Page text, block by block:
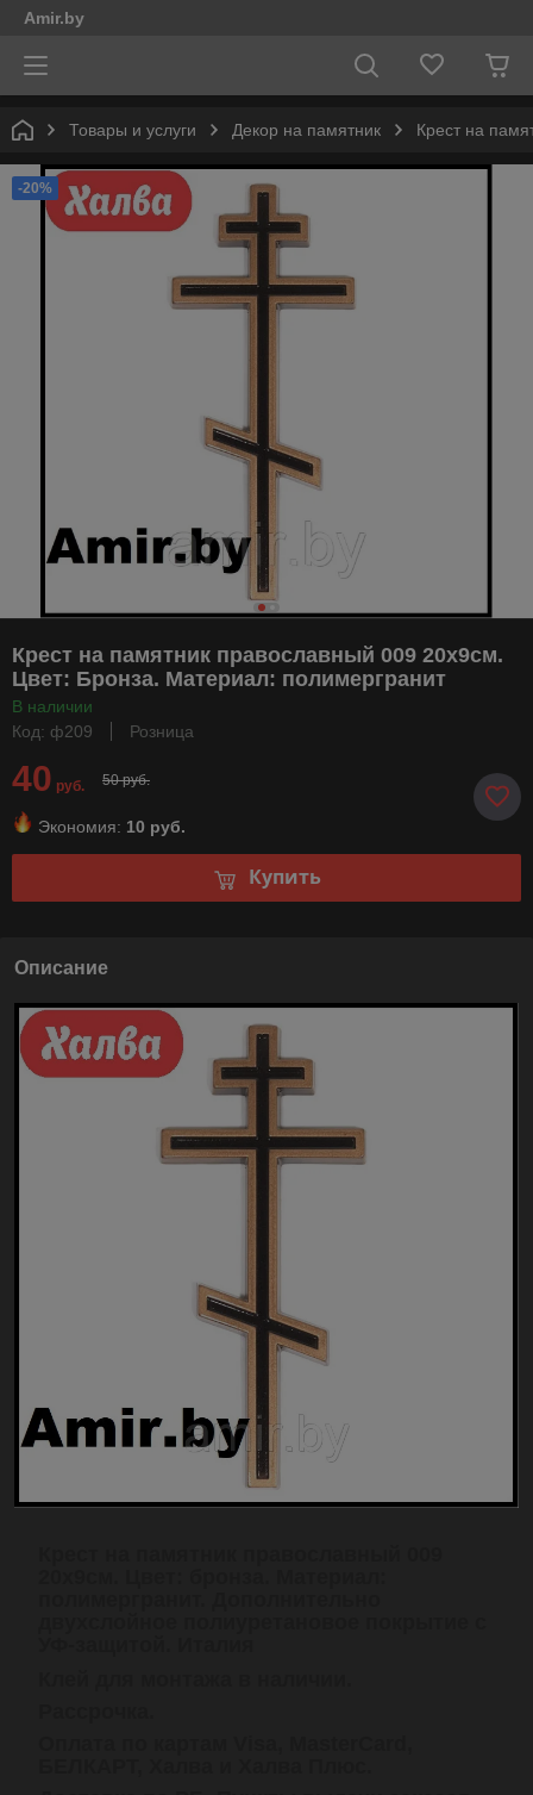
Amir.by
Товары и услуги Декор на памятник Крест на
-20%
Крест на памятник православный 009 20х9см.
Цвет: Бронза. Материал: полимергранит
В наличии
Код: ф209
Розница
40 руб. 50 руб.
Экономия: 10 руб.
Купить
Описание